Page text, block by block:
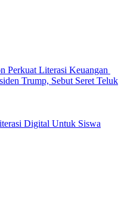
Perkuat Literasi Keuangan
Trump, Sebut Seret Teluk
Digital Untuk Siswa